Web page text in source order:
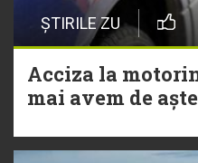
ȘTIRILE ZU
Acciza la
mai avem de